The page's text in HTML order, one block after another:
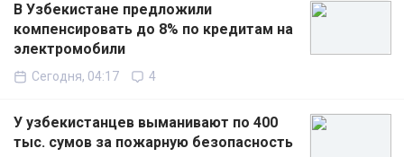
В Узбекистане предложили
компенсировать до 8% по кредитам на
электромобили
Сегодня, 04:17 4
У узбекистанцев выманивают по 400
тыс. сумов за пожарную безопасность